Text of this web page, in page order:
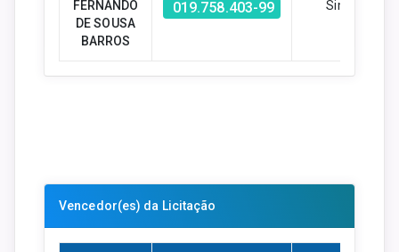
FERNANDO
DE SOUSA
BARROS
019.758.403-99 Sim
Vencedor(es) da Licitação